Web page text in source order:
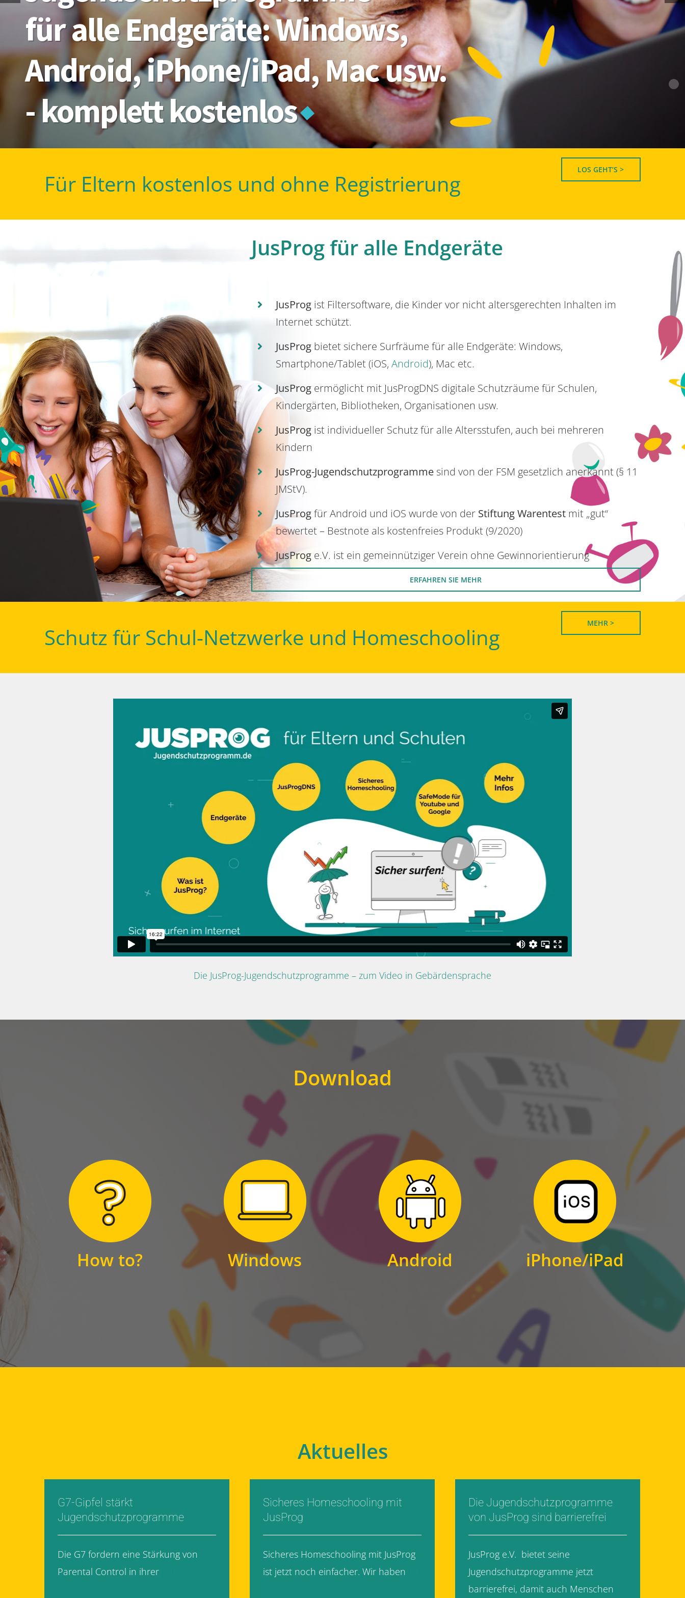
- komplett kostenlos
Android, iPhone/iPad, Mac usw.
für alle Endgeräte: Windows,
Für Eltern kostenlos und ohne Registrierung
LOS GEHT’S >
JusProg für alle Endgeräte
JusProgist Filtersoftware, die Kinder vor nicht altersgerechten Inhalten im
Internet schützt.
JusProgbietet sichere Surfräume für alle Endgeräte: Windows,
Smartphone/Tablet (iOS, Android), Mac etc.
JusProg ermöglicht mit JusProgDNS digitale Schutzräume für Schulen,
Kindergärten, Bibliotheken, Organisationen usw.
JusProgist individueller Schutz für alle Altersstufen, auch bei mehreren
Kindern
JusProg-Jugendschutzprogrammesind von der FSM gesetzlich anerkannt (§ 11
JMStV).
JusProgfür Android und iOS wurde von der Stiftung Warentestmit „gut“
bewertet – Bestnote als kostenfreies Produkt (9/2020)
JusProge.V. ist ein gemeinnütziger Verein ohne Gewinnorientierung
ERFAHREN SIE MEHR
Schutz für Schul-Netzwerke und Homeschooling
MEHR >
Die JusProg-Jugendschutzprogramme – zum Video in Gebärdensprache
Download
How to?
Hier finden Sie
Windows
Zum Download
für Windows
Android
Zum Download
für Android
iPhone/iPad
Zum Download
für iPhone und iPad
Aktuelles
G7-Gipfel stärkt
Jugendschutzprogramme
Die G7 fordern eine Stärkung von
Parental Control in ihrer
Sicheres Homeschooling mit
JusProg
Sicheres Homeschooling mit JusProg
ist jetzt noch einfacher. Wir haben
Die Jugendschutzprogramme
von JusProg sind barrierefrei
JusProg e.V. bietet seine
Jugendschutzprogramme jetzt
barrierefrei, damit auch Menschen